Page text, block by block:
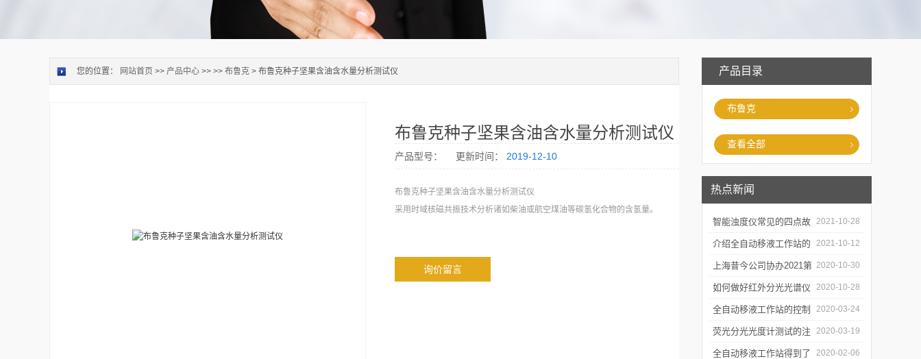
产品目录
布鲁克
查看全部
热点新闻
智能浊度仪常见的四点故
障
2021-10-28
介绍全自动移液工作站的
三种移液方式
2021-10-12
上海昔今公司协办2021第
二届上海沪助科研圈发展
年会
2020-10-30
如何做好红外分光光谱仪
的防潮工作
2020-10-28
全自动移液工作站的控制
软件有哪些特点
2020-03-24
荧光分光光度计测试的注
意事项有哪些
2020-03-19
全自动移液工作站得到了 2020-02-06
您的位置： 网站首页 >> 产品中心 >> >> 布鲁克 > 布鲁克种子坚果含油含水量分析测试仪
布鲁克种子坚果含油含水量分析测试仪
产品型号： 更新时间： 2019-12-10
布鲁克种子坚果含油含水量分析测试仪
采用时域核磁共振技术分析诸如柴油或航空煤油等碳氢化合物的含氢量。
询价留言